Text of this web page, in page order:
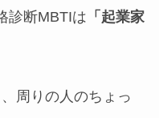
診断MBTIは 「起業家
周りの人のちょっ